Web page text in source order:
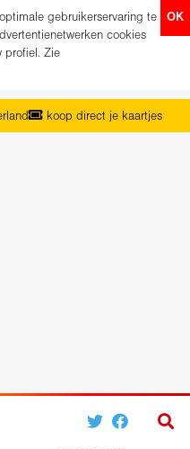
OK
gebruikerservaring te
cookies
profiel. Zie
koop direct je kaartjes
programma